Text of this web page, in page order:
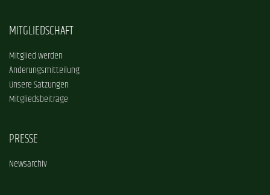
MITGLIEDSCHAFT
Mitglied werden
Änderungsmitteilung
Unsere Satzungen
Mitgliedsbeiträge
PRESSE
Newsarchiv